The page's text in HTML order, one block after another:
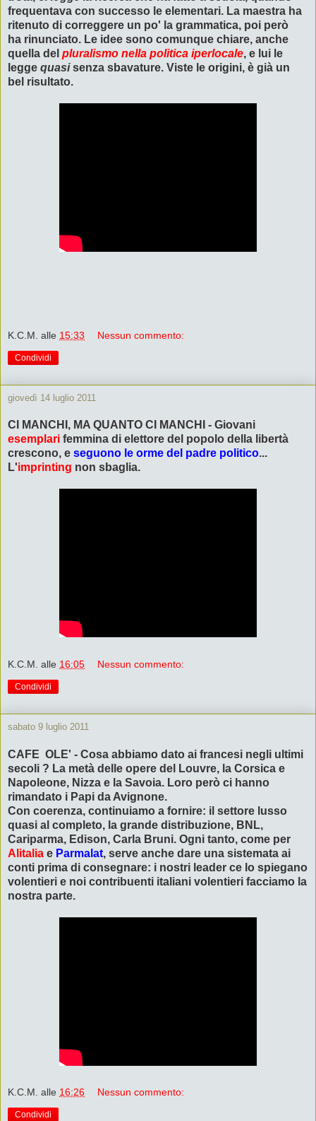
frequentava con successo le elementari. La maestra ha
ritenuto di correggere un po' la grammatica, poi però
ha rinunciato. Le idee sono comunque chiare, anche
quella del pluralismo nella politica iperlocale, e lui le
legge quasisenza sbavature. Viste le origini, è già un
bel risultato.
K.C.M. alle 15:33 Nessun commento:
Condividi
giovedì 14 luglio 2011
CI MANCHI, MA QUANTO CI MANCHI - Giovani
esemplari femmina di elettore del popolo della libertà
crescono, e seguono le orme del padre politico...
L'imprinting non sbaglia.
K.C.M. alle 16:05 Nessun commento:
Condividi
sabato 9 luglio 2011
CAFE OLE' - Cosa abbiamo dato ai francesi negli ultimi
secoli ? La metà delle opere del Louvre, la Corsica e
Napoleone, Nizza e la Savoia. Loro però ci hanno
rimandato i Papi da Avignone.
Con coerenza, continuiamo a fornire: il settore lusso
quasi al completo, la grande distribuzione, BNL,
Cariparma, Edison, Carla Bruni. Ogni tanto, come per
Alitalia e Parmalat, serve anche dare una sistemata ai
conti prima di consegnare: i nostri leader ce lo spiegano
volentieri e noi contribuenti italiani volentieri facciamo la
nostra parte.
K.C.M. alle 16:26 Nessun commento:
Condividi